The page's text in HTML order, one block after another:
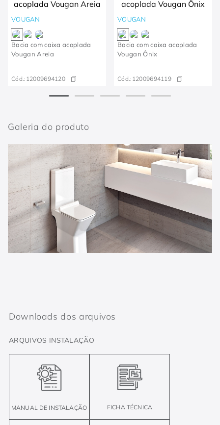
VOUGAN
Bacia com caixa acoplada
Vougan Areia
Cód.: 12009694120
VOUGAN
Bacia com caixa acoplada
Vougan Ônix​
Cód.: 12009694119
Galeria do produto
Downloads dos arquivos
ARQUIVOS INSTALAÇÃO
MANUAL DE INSTALAÇÃO FICHA TÉCNICA